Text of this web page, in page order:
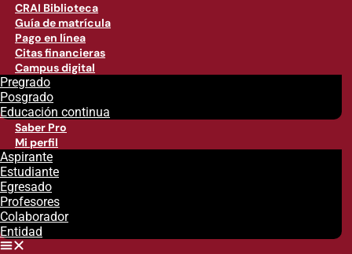
CRAI Biblioteca
Guía de matrícula
Pago en línea
Citas financieras
Campus digital
Pregrado
Posgrado
Educación continua
Saber Pro
Mi perfil
Aspirante
Estudiante
Egresado
Profesores
Colaborador
Entidad